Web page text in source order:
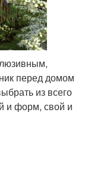
перед домом
из всего
и форм, свой и